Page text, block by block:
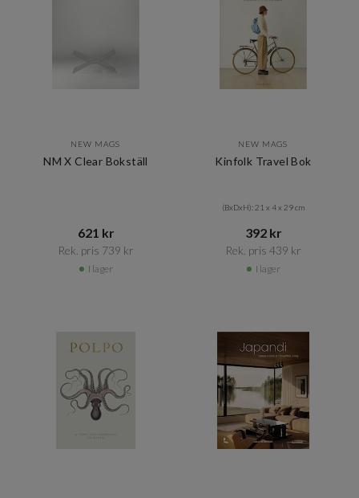
NEW MAGS
NM X Clear Bokställ
621 kr​​
Rek. pris 739 kr​​
I lager
NEW MAGS
Kinfolk Travel Bok
(BxDxH): 21 x 4 x 29 cm
392 kr​​
Rek. pris 439 kr​​
I lager